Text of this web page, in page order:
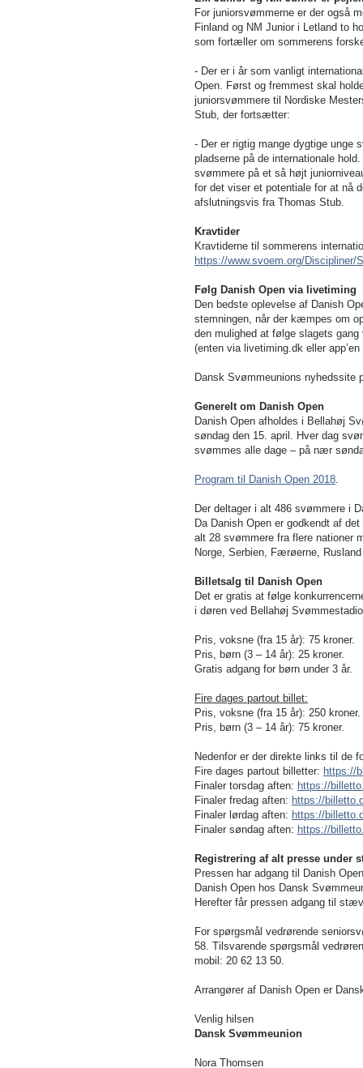
For juniorsvømmerne er der også
Finland og NM Junior i Letland to
som fortæller om sommerens
- Der er i år som vanligt
Open. Først og fremmest skal
juniorsvømmere til Nordiske
Stub, der fortsætter:
- Der er rigtig mange dygtige unge
pladserne på de internationale
svømmere på et så højt
for det viser et potentiale for at nå
afslutningsvis fra Thomas Stub.
Kravtider
Kravtiderne til sommerens
https://www.svoem.org/Discipliner/
Følg Danish Open via livetiming
Den bedste oplevelse af Danish
stemningen, når der kæmpes om
den mulighed at følge slagets
(enten via livetiming.dk eller app’en
Dansk Svømmeunions nyhedssite
Generelt om Danish Open
Danish Open afholdes i Bellahøj
søndag den 15. april. Hver dag
svømmes alle dage – på nær
Program til Danish Open 2018.
Der deltager i alt 486 svømmere i
Da Danish Open er godkendt af
alt 28 svømmere fra flere nationer
Norge, Serbien, Færøerne,
Billetsalg til Danish Open
Det er gratis at følge
i døren ved Bellahøj
Pris, voksne (fra 15 år): 75 kroner.
Pris, børn (3 – 14 år): 25 kroner.
Gratis adgang for børn under 3 år.
Fire dages partout billet:
Pris, voksne (fra 15 år): 250 kroner.
Pris, børn (3 – 14 år): 75 kroner.
Nedenfor er der direkte links til de
Fire dages partout billetter: https://
Finaler torsdag aften: https://
Finaler fredag aften: https://
Finaler lørdag aften: https://
Finaler søndag aften: https://
Registrering af alt presse under
Pressen har adgang til Danish
Danish Open hos Dansk
Herefter får pressen adgang til
For spørgsmål vedrørende
58. Tilsvarende spørgsmål
mobil: 20 62 13 50.
Arrangører af Danish Open er
Venlig hilsen
Dansk Svømmeunion
Nora Thomsen